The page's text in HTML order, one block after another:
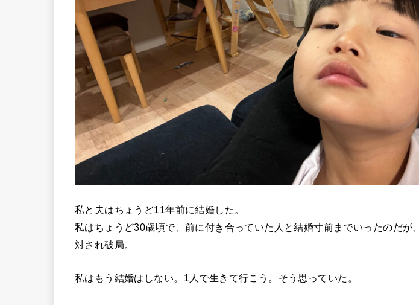
私と夫はちょうど11年前に結婚した。
私はちょうど30歳頃で、前に付き合っていた人と結婚寸前までいったのだが
対され破局。
私はもう結婚はしない。1人で生きて行こう。そう思っていた。